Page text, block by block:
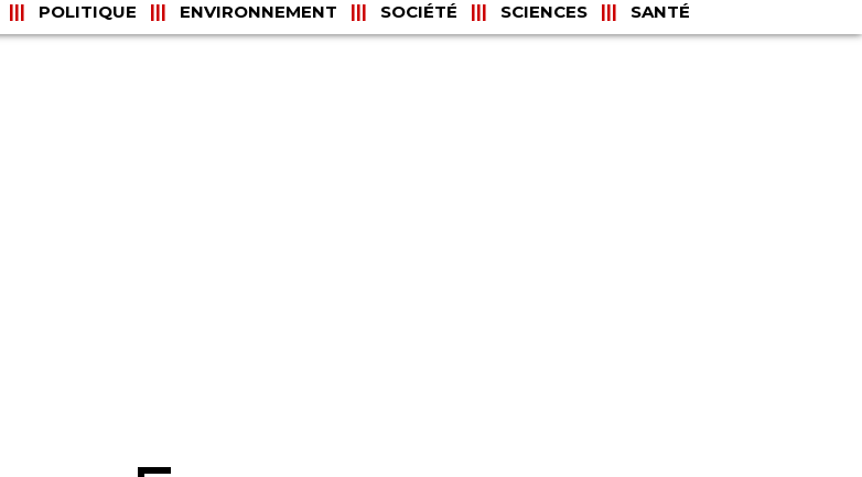
POLITIQUE ENVIRONNEMENT SOCIÉTÉ SCIENCES SANTÉ